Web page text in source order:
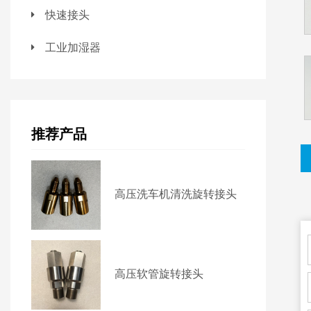
快速接头
工业加湿器
推荐产品
高压洗车机清洗旋转接头
高压软管旋转接头